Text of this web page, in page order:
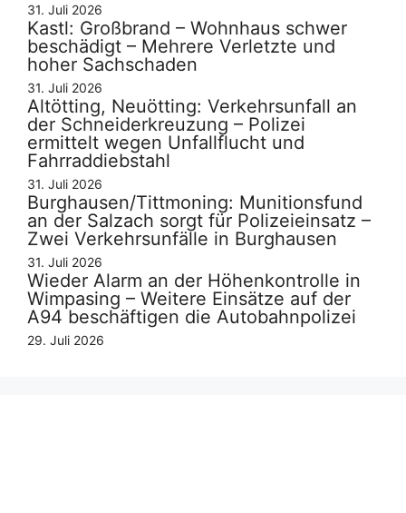
31. Juli 2026
Kastl: Großbrand – Wohnhaus schwer
beschädigt – Mehrere Verletzte und
hoher Sachschaden
31. Juli 2026
Altötting, Neuötting: Verkehrsunfall an
der Schneiderkreuzung – Polizei
ermittelt wegen Unfallflucht und
Fahrraddiebstahl
31. Juli 2026
Burghausen/Tittmoning: Munitionsfund
an der Salzach sorgt für Polizeieinsatz –
Zwei Verkehrsunfälle in Burghausen
31. Juli 2026
Wieder Alarm an der Höhenkontrolle in
Wimpasing – Weitere Einsätze auf der
A94 beschäftigen die Autobahnpolizei
29. Juli 2026